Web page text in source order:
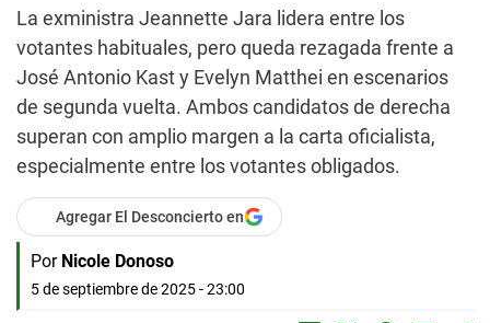
La exministra Jeannette Jara lidera entre los
votantes habituales, pero queda rezagada frente a
José Antonio Kast y Evelyn Matthei en escenarios
de segunda vuelta. Ambos candidatos de derecha
superan con amplio margen a la carta oficialista,
especialmente entre los votantes obligados.
Agregar El Desconcierto en
Por Nicole Donoso
5 de septiembre de 2025 - 23:00